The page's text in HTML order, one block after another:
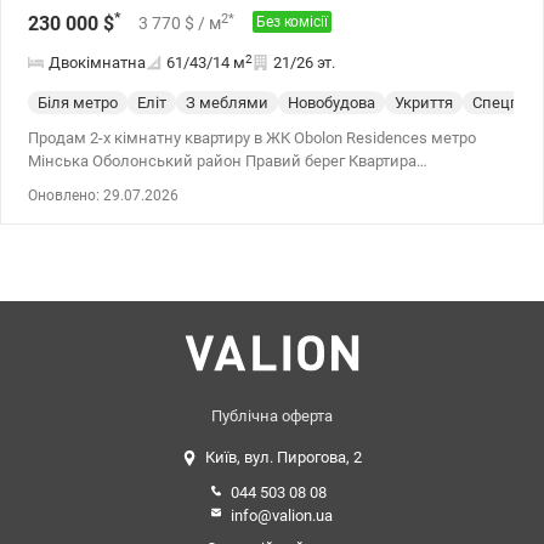
230 000 $* 3 770 $ / м2* Без комісії
Двокімнатна 61/43/14 м2 21/26 эт.
Біля метро Еліт З меблями Новобудова Укриття
Продам 2-х кімнатну квартиру в ЖК Obolon Residences метро
Мінська Оболонський район Правий берег Квартира
закриті спальні з гардеробною кімнатою, місткий санвузол з
Квартира в одному з найбільш преміальних комплексів Києва
ЖК Obolon Residences. Повна автономність. Потужна система
освітлення. Власна котельня гарантує незалежність від міських
паркінг, який є надійним укриттям (зв'язок, вентиляція, ліфт).
Інфраструктура рівня 5-ти зіркового готелю. Власники мають
ексклюзивний безкоштовний доступ до внутрішніх сервісів:
Roof-lounge: Лаунж-зона на даху з джакузі та панорамним
Оновлено: 29.07.2026
Публічна оферта
Київ, вул. Пирогова, 2
044 503 08 08
info@valion.ua